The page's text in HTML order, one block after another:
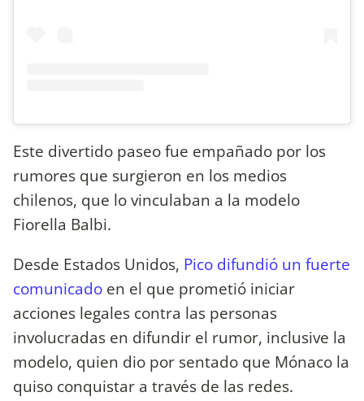
Este divertido paseo fue empañado por los
rumores que surgieron en los medios
chilenos, que lo vinculaban a la modelo
Fiorella Balbi.
Desde Estados Unidos, Pico difundió un fuerte
comunicado en el que prometió iniciar
acciones legales contra las personas
involucradas en difundir el rumor, inclusive la
modelo, quien dio por sentado que Mónaco la
quiso conquistar a través de las redes.